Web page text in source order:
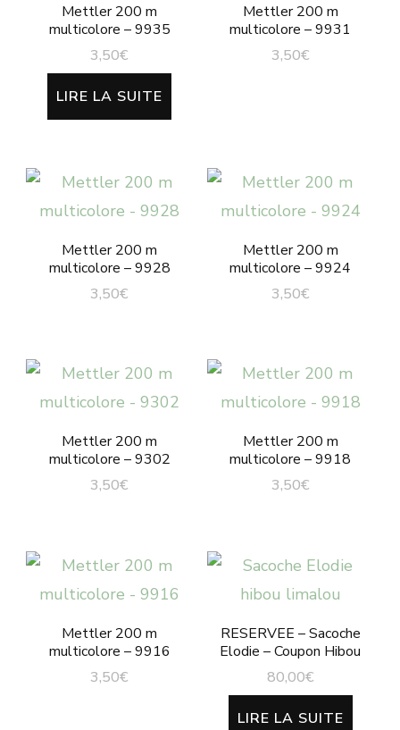
Mettler 200 m
multicolore – 9935
3,50€
LIRE LA SUITE
Mettler 200 m
multicolore – 9931
3,50€
Mettler 200 m
multicolore – 9928
3,50€
Mettler 200 m
multicolore – 9924
3,50€
Mettler 200 m
multicolore – 9302
3,50€
Mettler 200 m
multicolore – 9918
3,50€
Mettler 200 m
multicolore – 9916
3,50€
RESERVEE – Sacoche
Elodie – Coupon Hibou
80,00€
LIRE LA SUITE